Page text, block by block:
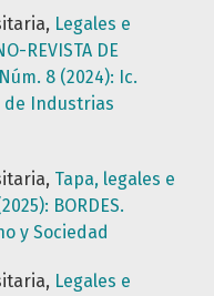
Legales e
REVISTA DE
Núm. 8 (2024): Ic.
de Industrias
Tapa, legales e
BORDES.
y Sociedad
Legales e